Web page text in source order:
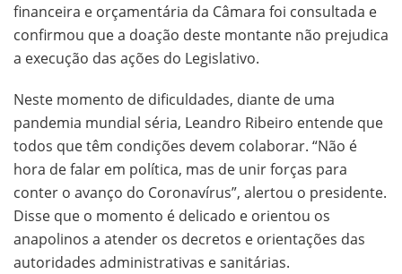
financeira e orçamentária da Câmara foi consultada e
confirmou que a doação deste montante não prejudica
a execução das ações do Legislativo.
Neste momento de dificuldades, diante de uma
pandemia mundial séria, Leandro Ribeiro entende que
todos que têm condições devem colaborar. “Não é
hora de falar em política, mas de unir forças para
conter o avanço do Coronavírus”, alertou o presidente.
Disse que o momento é delicado e orientou os
anapolinos a atender os decretos e orientações das
autoridades administrativas e sanitárias.